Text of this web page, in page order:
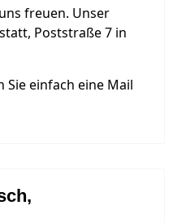
freuen. Unser
Poststraße 7 in
Sie einfach eine Mail